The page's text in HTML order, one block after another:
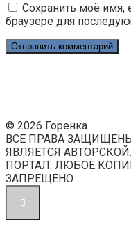
Сохранить моё имя,
браузере для
© 2026 Горенка
ВСЕ ПРАВА
ЯВЛЯЕТСЯ
ПОРТАЛ. ЛЮБОЕ
ЗАПРЕЩЕНО.